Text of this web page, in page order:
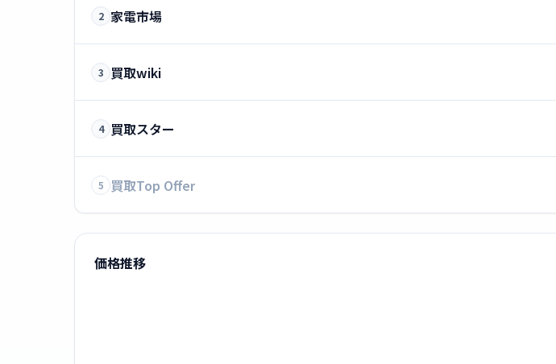
2 家電市場
3 買取wiki
4 買取スター
5 買取Top Offer
価格推移